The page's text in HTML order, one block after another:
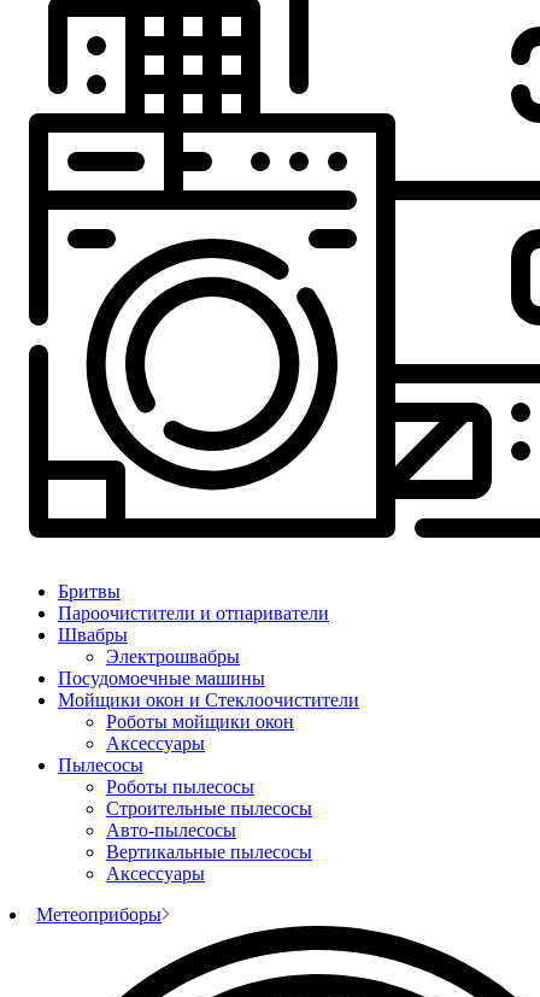
Бритвы
Пароочистители и отпариватели
Швабры
Электрошвабры
Посудомоечные машины
Мойщики окон и Стеклоочистители
Роботы мойщики окон
Аксессуары
Пылесосы
Роботы пылесосы
Строительные пылесосы
Авто-пылесосы
Вертикальные пылесосы
Аксессуары
Метеоприборы